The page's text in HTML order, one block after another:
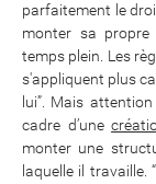
parfaitement le
monter sa propre
temps plein. Les
s'appliquent plus
lui”. Mais
cadre d’une
monter une
laquelle il travaille.